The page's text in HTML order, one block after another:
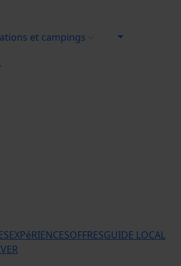
et campings
EXPéRIENCESOFFRESGUIDE LOCAL